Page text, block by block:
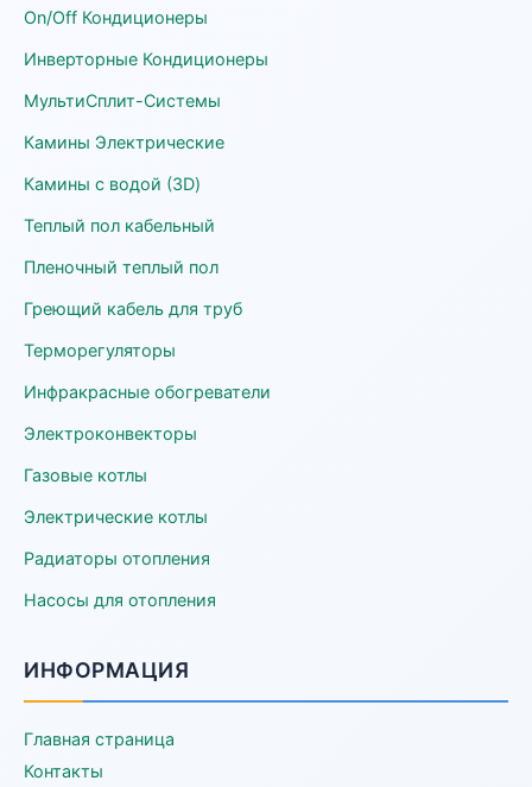
On/Off Кондиционеры
Инверторные Кондиционеры
МультиСплит-Системы
Камины Электрические
Камины с водой (3D)
Теплый пол кабельный
Пленочный теплый пол
Греющий кабель для труб
Терморегуляторы
Инфракрасные обогреватели
Электроконвекторы
Газовые котлы
Электрические котлы
Радиаторы отопления
Насосы для отопления
ИНФОРМАЦИЯ
Главная страница
Контакты